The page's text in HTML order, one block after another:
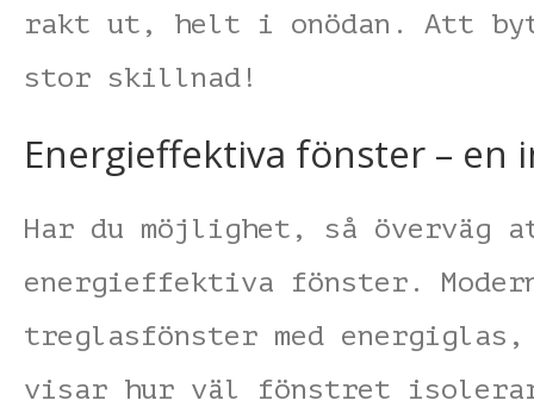
rakt ut, helt i onödan. Att
stor skillnad!
Energieffektiva fönster – en
Har du möjlighet, så överväg
energieffektiva fönster.
treglasfönster med
visar hur väl fönstret